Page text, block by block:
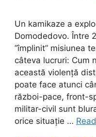
Un kamikaze a
Domodedovo. Între
”împlinit” misiunea
câteva lucruri: Cum
această violență
poate face atunci
război-pace, front-
militar-civil sunt
orice situație …